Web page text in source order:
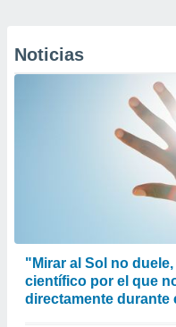
Noticias
"Mirar al Sol no
científico por el que
directamente durante